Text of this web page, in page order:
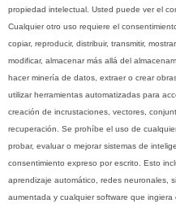
propiedad intelectual. Usted puede ver el
Cualquier otro uso requiere el
copiar, reproducir, distribuir, transmitir,
modificar, almacenar más allá del
hacer minería de datos, extraer o crear
utilizar herramientas automatizadas para
creación de incrustaciones, vectores,
recuperación. Se prohíbe el uso de
probar, evaluar o mejorar sistemas de
consentimiento expreso por escrito. Esto
aprendizaje automático, redes neuronales,
aumentada y cualquier software que